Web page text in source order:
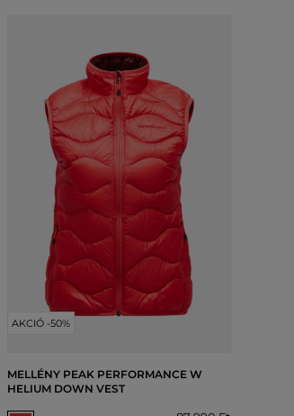
AKCIÓ -50%
MELLÉNY PEAK PERFORMANCE W
HELIUM DOWN VEST